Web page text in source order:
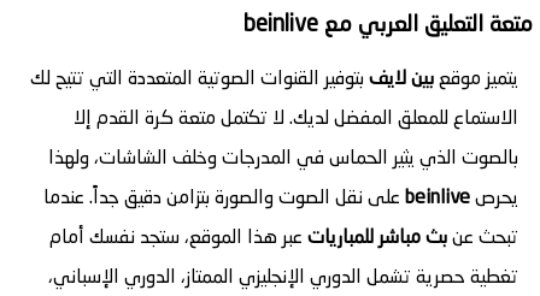
متعة التعليق العربي مع beinlive
يتميز موقعبين لايف بتوفير القنوات الصوتية المتعددة التي تتيح لك
الاستماع للمعلق المفضل لديك. لا تكتمل متعة كرة القدم إلا
بالصوت الذي يثير الحماس في المدرجات وخلف الشاشات، ولهذا
يحرصbeinlive على نقل الصوت والصورة بتزامن دقيق جداً. عندما
تبحث عنبث مباشر للمباريات عبر هذا الموقع، ستجد نفسك أمام
تغطية حصرية تشمل الدوري الإنجليزي الممتاز، الدوري الإسباني،